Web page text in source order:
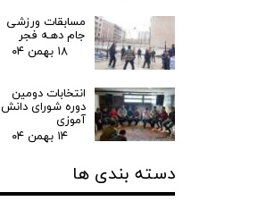
مسابقات ورزشی
جام دهـه فجر
۱۸ بهمن ۰۴
انتخابات دومین
دوره شورای دانش
آموزی
۱۴ بهمن ۰۴
دسته بندی ها